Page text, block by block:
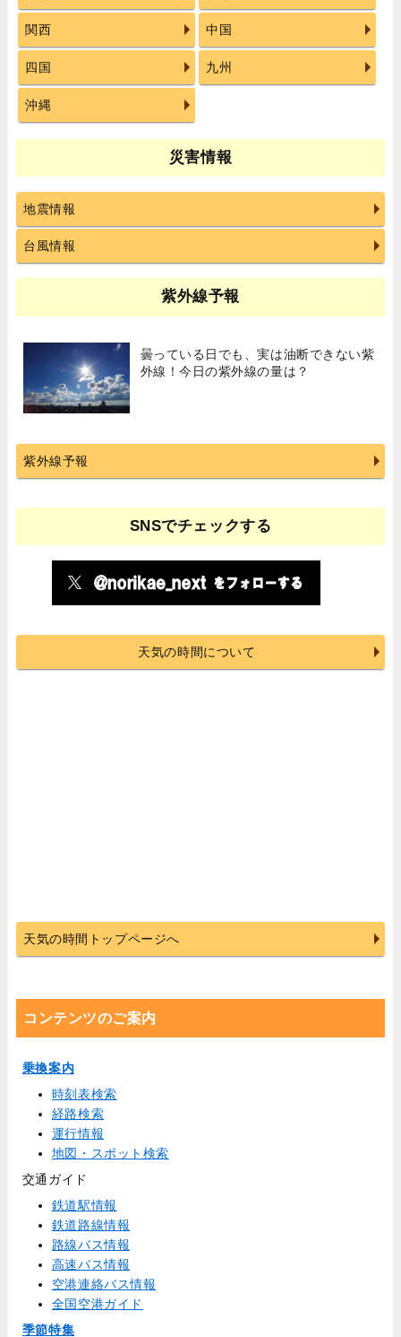
関西 中国
四国 九州
沖縄
災害情報
地震情報
台風情報
紫外線予報
曇っている日でも、実は油断できない紫
外線！今日の紫外線の量は？
紫外線予報
SNSでチェックする
天気の時間について
天気の時間トップページへ
コンテンツのご案内
乗換案内
時刻表検索
経路検索
運行情報
地図・スポット検索
交通ガイド
鉄道駅情報
鉄道路線情報
路線バス情報
高速バス情報
空港連絡バス情報
全国空港ガイド
季節特集